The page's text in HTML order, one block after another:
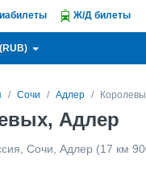
Ж/Д билеты
Сочи Адлер
Адлер
Сочи Адлер (17 км